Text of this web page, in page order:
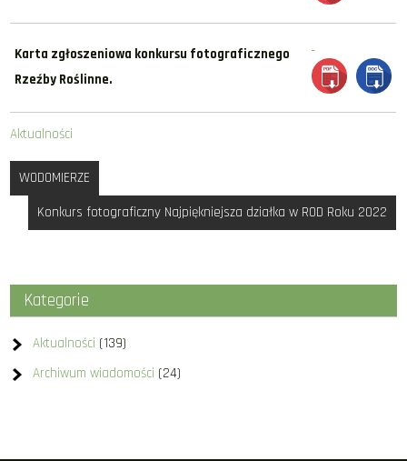
Karta zgłoszeniowa konkursu fotograficznego
Rzeźby Roślinne.
Aktualności
Nawigacja
wpisu
WODOMIERZE
Konkurs fotograficzny Najpiękniejsza działka w ROD Roku 2022
Kategorie
Aktualności (139)
Archiwum wiadomości (24)